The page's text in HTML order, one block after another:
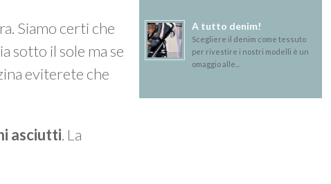
Siamo certi che
sotto il sole ma se
eviterete che
asciutti. La
A tutto denim!
Scegliere il denim come tessuto
per rivestire i nostri modelli è un
omaggio alle...